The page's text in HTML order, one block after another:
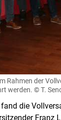
Rahmen der
werden. © T.
die
Franz